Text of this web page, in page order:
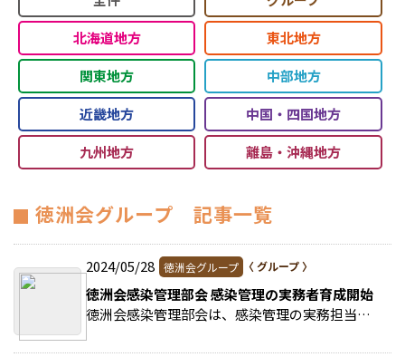
北海道地方
東北地方
関東地方
中部地方
近畿地方
中国・四国地方
九州地方
離島・沖縄地方
徳洲会グループ 記事一覧
2024/05/28 徳洲会グループ
徳洲会感染管理部会 感染管理の実務者育成開始
徳洲会感染管理部会は、感染管理の実務担当者育成を開始した。 >>続きを読む